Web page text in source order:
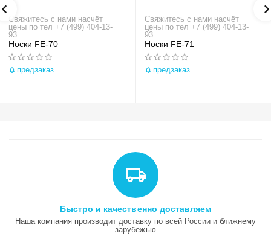
Свяжитесь с нами насчёт
цены по тел +7 (499) 404-13-
93
Носки FE-70
предзаказ
Свяжитесь с нами насчёт
цены по тел +7 (499) 404-13-
93
Носки FE-71
предзаказ
Быстро и качественно доставляем
Наша компания производит доставку по всей России и ближнему
зарубежью